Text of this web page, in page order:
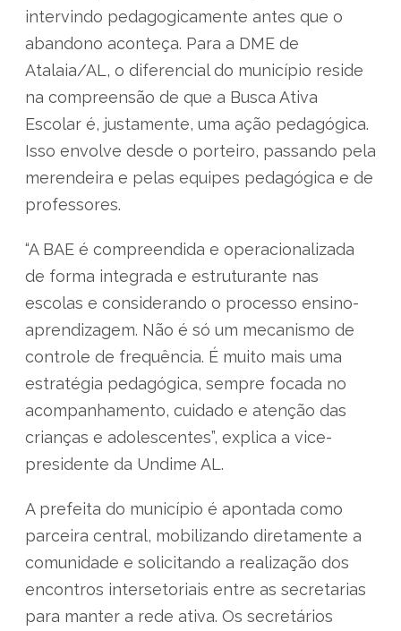
intervindo pedagogicamente antes que o
abandono aconteça. Para a DME de
Atalaia/AL, o diferencial do município reside
na compreensão de que a Busca Ativa
Escolar é, justamente, uma ação pedagógica.
Isso envolve desde o porteiro, passando pela
merendeira e pelas equipes pedagógica e de
professores.
“A BAE é compreendida e operacionalizada
de forma integrada e estruturante nas
escolas e considerando o processo ensino-
aprendizagem. Não é só um mecanismo de
controle de frequência. É muito mais uma
estratégia pedagógica, sempre focada no
acompanhamento, cuidado e atenção das
crianças e adolescentes”, explica a vice-
presidente da Undime AL.
A prefeita do município é apontada como
parceira central, mobilizando diretamente a
comunidade e solicitando a realização dos
encontros intersetoriais entre as secretarias
para manter a rede ativa. Os secretários